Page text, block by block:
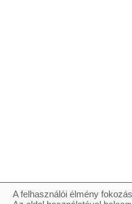
A felhasználói élmény